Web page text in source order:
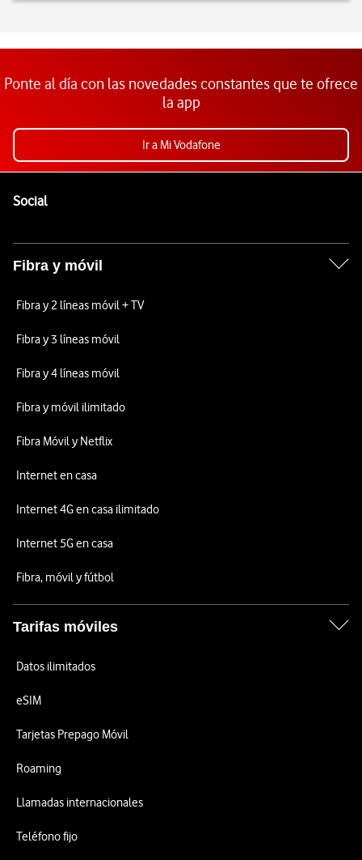
Ponte al día con las novedades constantes que te ofrece
la app
Ir a Mi Vodafone
SocialEnlaces a las redes sociales de Vodafone
Fibra y móvil
Fibra y 2 líneas móvil + TV
Fibra y 3 líneas móvil
Fibra y 4 líneas móvil
Fibra y móvil ilimitado
Fibra Móvil y Netflix
Internet en casa
Internet 4G en casa ilimitado
Internet 5G en casa
Fibra, móvil y fútbol
Tarifas móviles
Datos ilimitados
eSIM
Tarjetas Prepago Móvil
Roaming
Llamadas internacionales
Teléfono fijo